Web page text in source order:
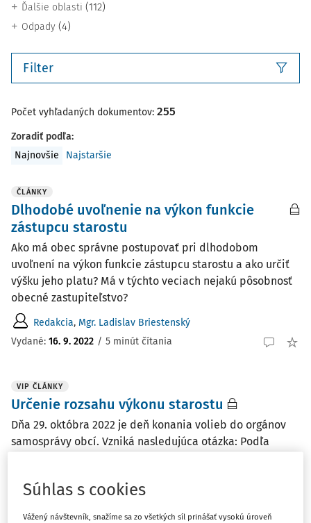
Ďalšie oblasti (112)
Odpady (4)
Filter
Počet vyhľadaných dokumentov: 255
Zoradiť podľa:
Najnovšie
Najstaršie
ČLÁNKY
Dlhodobé uvoľnenie na výkon funkcie
zástupcu starostu
Ako má obec správne postupovať pri dlhodobom
uvoľnení na výkon funkcie zástupcu starostu a ako určiť
výšku jeho platu? Má v týchto veciach nejakú pôsobnosť
obecné zastupiteľstvo?
Redakcia, Mgr. Ladislav Briestenský
Vydané: 16. 9. 2022 / 5 minút čítania
VIP ČLÁNKY
Určenie rozsahu výkonu starostu
Dňa 29. októbra 2022 je deň konania volieb do orgánov
samosprávy obcí. Vzniká nasledujúca otázka: Podľa
základná škola. Obec nevlastní žiadny ...
Mgr. Ladislav Briestenský
Súhlas s cookies
Vážený návštevník, snažíme sa zo všetkých síl prinášať vysokú úroveň